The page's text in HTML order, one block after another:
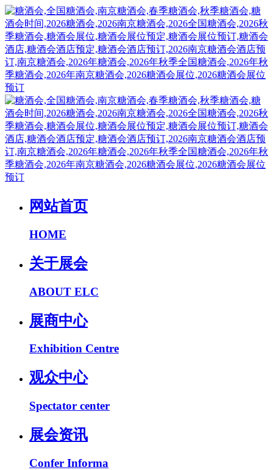
网站首页
HOME
关于展会
ABOUT ELC
展商中心
Exhibition Centre
观众中心
Spectator center
展会资讯
Confer Informa